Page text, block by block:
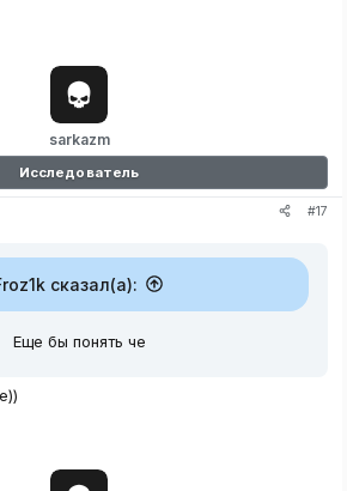
sarkazm
Исследователь
#17
сказал(а):
Еще бы понять че